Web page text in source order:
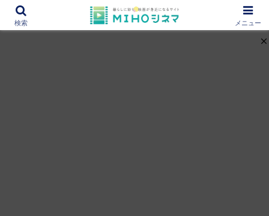
12000作品を紹介！あなたの映画図書館『MIHOシネマ』
検索 メニュー